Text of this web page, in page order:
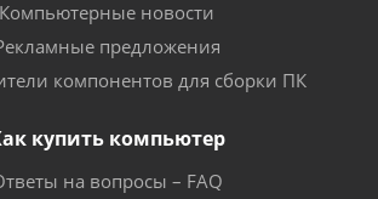
Компьютерные новости
предложения
компонентов для сборки ПК
купить компьютер
на вопросы – FAQ